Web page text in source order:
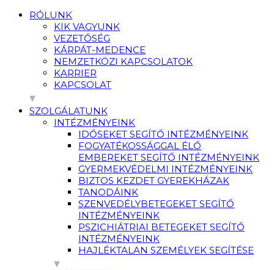
RÓLUNK
KIK VAGYUNK
VEZETŐSÉG
KÁRPÁT-MEDENCE
NEMZETKÖZI KAPCSOLATOK
KARRIER
KAPCSOLAT
SZOLGÁLATUNK
INTÉZMÉNYEINK
IDŐSEKET SEGÍTŐ INTÉZMÉNYEINK
FOGYATÉKOSSÁGGAL ÉLŐ
EMBEREKET SEGÍTŐ INTÉZMÉNYEINK
GYERMEKVÉDELMI INTÉZMÉNYEINK
BIZTOS KEZDET GYEREKHÁZAK
TANODÁINK
SZENVEDÉLYBETEGEKET SEGÍTŐ
INTÉZMÉNYEINK
PSZICHIÁTRIAI BETEGEKET SEGÍTŐ
INTÉZMÉNYEINK
HAJLÉKTALAN SZEMÉLYEK SEGÍTÉSE